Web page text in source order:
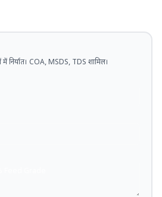
निर्यात। COA, MSDS, TDS शामिल।